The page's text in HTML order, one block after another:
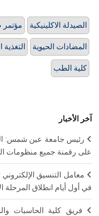
الصيدلة الاكلينيكية
التغذية المضادات الحيوية
كلية الطب
آخر الأخبار
رئيس جامعة عين شمس:
على رقمنة جميع منظومات
في أول أيام انطلاق المرحلة
فريق كلية الحاسبات